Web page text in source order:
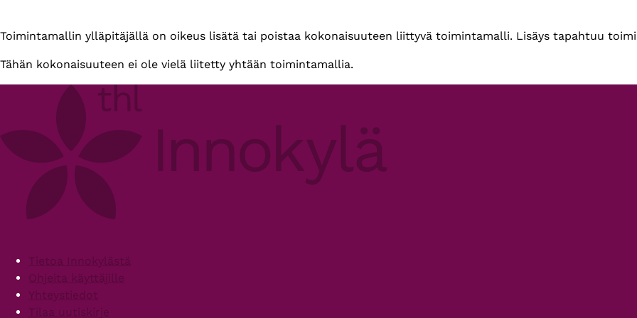
Primary
tabs
Toimintamallin ylläpitäjällä on oikeus lisätä tai poistaa kokonaisuuteen liittyvä toimintamalli. Lisäys tapahtuu
Tähän kokonaisuuteen ei ole vielä liitetty yhtään toimintamallia.
FooterTietoa Innokylästä
Ohjeita käyttäjille
Yhteystiedot
Tilaa uutiskirje